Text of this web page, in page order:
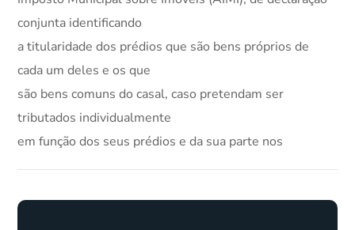
conjunta identificando
a titularidade dos prédios que são bens próprios de
cada um deles e os que
são bens comuns do casal, caso pretendam ser
tributados individualmente
em função dos seus prédios e da sua parte nos